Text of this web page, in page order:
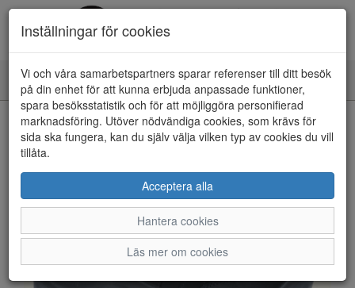
Toggle
navigation
HEM
Inställningar för cookies
Vi och våra samarbetspartners sparar referenser till ditt besök
på din enhet för att kunna erbjuda anpassade funktioner,
spara besöksstatistik och för att möjliggöra personifierad
marknadsföring. Utöver nödvändiga cookies, som krävs för
sida ska fungera, kan du själv välja vilken typ av cookies du vill
tillåta.
Acceptera alla
Hantera cookies
Läs mer om cookies